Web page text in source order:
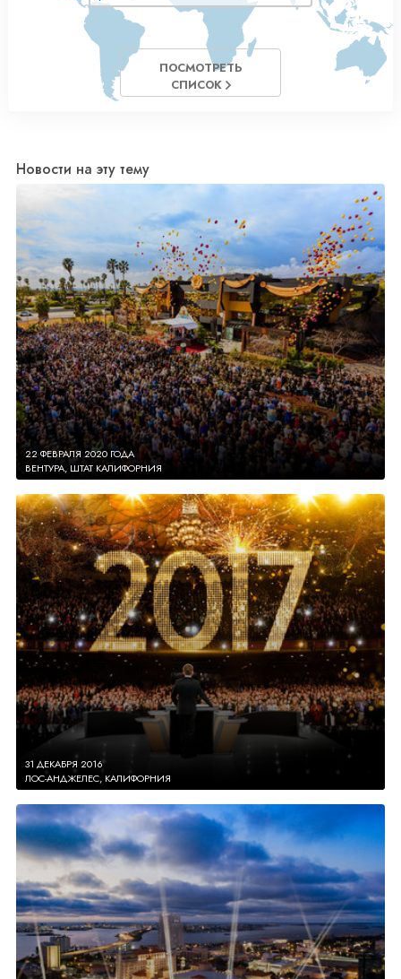
ПОСМОТРЕТЬ
СПИСОК
Новости на эту тему
22 ФЕВРАЛЯ 2020 ГОДА
ВЕНТУРА, ШТАТ КАЛИФОРНИЯ
31 ДЕКАБРЯ 2016
ЛОС-АНДЖЕЛЕС, КАЛИФОРНИЯ